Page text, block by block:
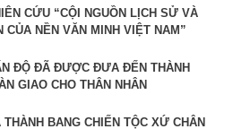
CỨU “CỘI NGUỒN LỊCH SỬ VÀ
CỦA NỀN VĂN MINH VIỆT NAM”
ĐỘ ĐÃ ĐƯỢC ĐƯA ĐẾN THÀNH
GIAO CHO THÂN NHÂN
BANG CHIẾN TỘC XỨ CHÂN